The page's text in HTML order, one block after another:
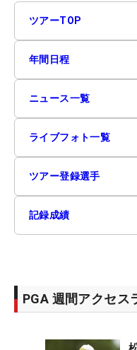
ツアーTOP
年間日程
ニュース一覧
ライブフォト一覧
ツアー登録選手
記録成績
PGA 週間アクセス